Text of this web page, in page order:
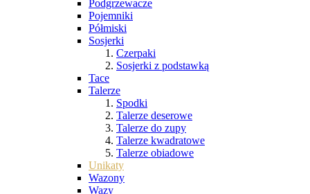
Podgrzewacze
Pojemniki
Półmiski
Sosjerki
Czerpaki
Sosjerki z podstawką
Tace
Talerze
Spodki
Talerze deserowe
Talerze do zupy
Talerze kwadratowe
Talerze obiadowe
Unikaty
Wazony
Wazy